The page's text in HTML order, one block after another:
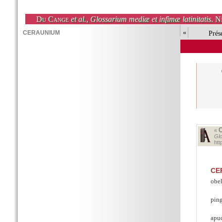
Du Cange et al., Glossarium mediæ et infimæ latinitatis.
«
«